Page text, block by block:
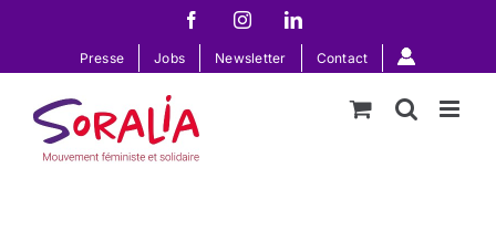
contenu
FacebookInstagramLinkedIn
Presse Jobs Newsletter Contact